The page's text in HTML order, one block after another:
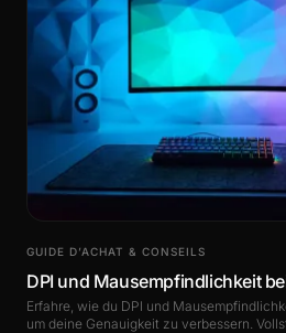
GUIDE D’ACHAT & CONSEILS
DPI und Mausempfindlichkeit
Erfahre, wie du DPI und
um deine Genauigkeit zu verbessern.